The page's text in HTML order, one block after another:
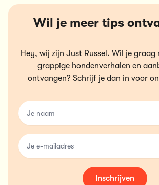
Wil je meer tips
Hey, wij zijn Just Russel. Wil je graag
grappige hondenverhalen en
ontvangen? Schrijf je dan in voor
name
email
Inschrijven